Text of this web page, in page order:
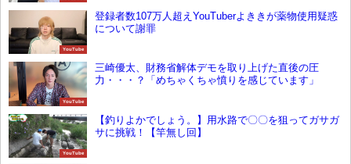
YouTube
登録者数107万人超えYouTuberよききが薬物使用疑惑
について謝罪
YouTube
三崎優太、財務省解体デモを取り上げた直後の圧
力・・・？「めちゃくちゃ憤りを感じています」
YouTube
【釣りよかでしょう。】用水路で〇〇を狙ってガサガ
サに挑戦！【竿無し回】